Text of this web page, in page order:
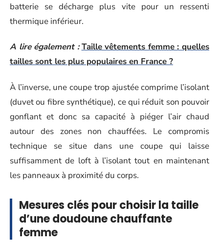
batterie se décharge plus vite pour un ressenti
thermique inférieur.
A lire également : Taille vêtements femme : quelles
tailles sont les plus populaires en France ?
À l’inverse, une coupe trop ajustée comprime l’isolant
(duvet ou fibre synthétique), ce qui réduit son pouvoir
gonflant et donc sa capacité à piéger l’air chaud
autour des zones non chauffées. Le compromis
technique se situe dans une coupe qui laisse
suffisamment de loft à l’isolant tout en maintenant
les panneaux à proximité du corps.
Mesures clés pour choisir la taille
d’une doudoune chauffante
femme